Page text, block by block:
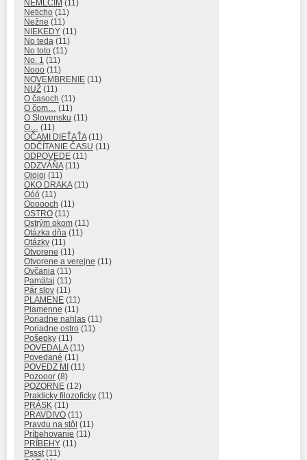
NEMLČÍM (11)
Neticho (11)
Nežne (11)
NIEKEDY (11)
No teda (11)
No toto (11)
No. 1 (11)
Nooo (11)
NOVEMBRENIE (11)
NUŽ (11)
O časoch (11)
O čom… (11)
O Slovensku (11)
O… (11)
OČAMI DIEŤAŤA(11)
ODČÍTANIE ČASU (11)
ODPOVEDE (11)
ODZVÁŇA(11)
Ojojoj (11)
OKO DRAKA(11)
Óóó (11)
Oooooch (11)
OSTRO (11)
Ostrým okom (11)
Otázka dňa (11)
Otázky (11)
Otvorene (11)
Otvorene a verejne (11)
Ovčania (11)
Pamätaj (11)
Pár slov (11)
PLAMENE (11)
Plamenne (11)
Poriadne nahlas (11)
Poriadne ostro (11)
Pošepky (11)
POVEDALA(11)
Povedané (11)
POVEDZ MI (11)
Pozooor (8)
POZORNE (12)
Prakticky filozoficky (11)
PRÁSK (11)
PRAVDIVO (11)
Pravdu na stôl (11)
Príbehovanie (11)
PRÍBEHY (11)
Pssst(11)